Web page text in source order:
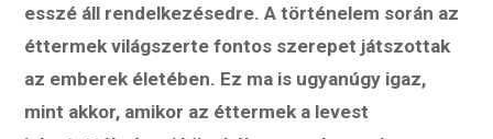
esszé áll rendelkezésedre. A történelem során az
éttermek világszerte fontos szerepet játszottak
az emberek életében. Ez ma is ugyanúgy igaz,
mint akkor, amikor az éttermek a levest